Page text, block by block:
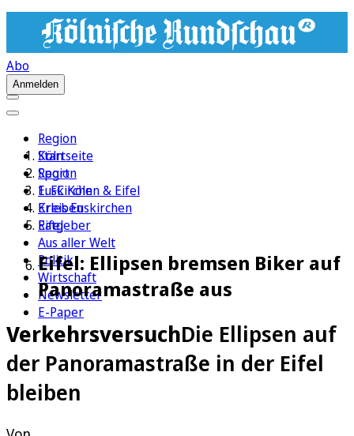
Abo
Anmelden
Region
Köln
Sport
1. FC Köln
Erleben
Ratgeber
Aus aller Welt
Politik
Wirtschaft
Newsletter
E-Paper
Startseite
Region
Euskirchen & Eifel
Kreis Euskirchen
Eifel
Eifel: Ellipsen bremsen Biker auf
Panoramastraße aus
VerkehrsversuchDie Ellipsen auf
der Panoramastraße in der Eifel
bleiben